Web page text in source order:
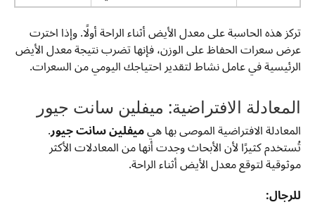
تركز هذه الحاسبة على معدل الأيض أثناء الراحة أولًا. وإذا اخترت
عرض سعرات الحفاظ على الوزن، فإنها تضرب نتيجة معدل الأيض
الرئيسية في عامل نشاط لتقدير احتياجك اليومي من السعرات.
المعادلة الافتراضية: ميفلين سانت جيور
المعادلة الافتراضية الموصى بها هيميفلين سانت جيور.
تُستخدم كثيرًا لأن الأبحاث وجدت أنها من المعادلات الأكثر
موثوقية لتوقع معدل الأيض أثناء الراحة.
للرجال: